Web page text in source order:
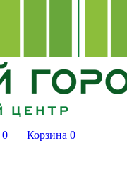
0 Корзина 0